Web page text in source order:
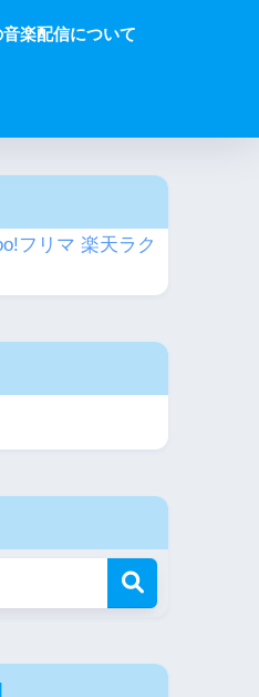
楽配信について
フリマ 楽天ラク